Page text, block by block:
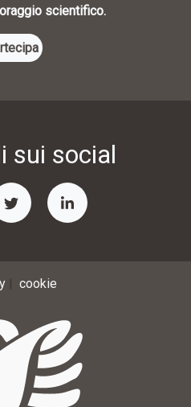
scientifico.
sui social
cookie